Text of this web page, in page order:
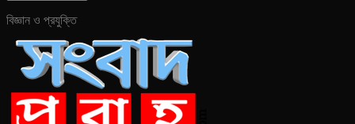
বিজ্ঞান ও প্রযুক্তি